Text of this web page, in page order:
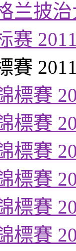
兰披
赛
賽
標賽
標賽
標賽
標賽
標賽
標賽